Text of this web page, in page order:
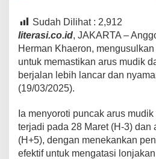
Sudah Dilihat : 2,912
literasi.co.id, JAKARTA –
Herman Khaeron,
untuk memastikan arus mudik
berjalan lebih lancar dan
(19/03/2025).
Ia menyoroti puncak arus
terjadi pada 28 Maret (H-3) dan
(H+5), dengan menekankan
efektif untuk mengatasi